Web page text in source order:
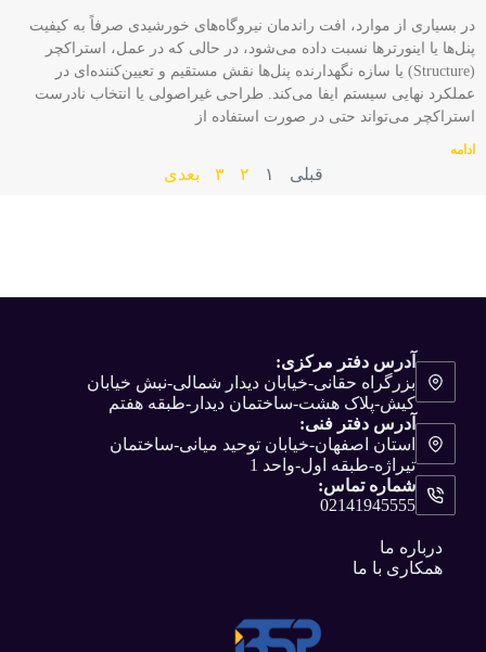
در بسیاری از موارد، افت راندمان نیروگاه‌های خورشیدی صرفاً به کیفیت
پنل‌ها یا اینورترها نسبت داده می‌شود، در حالی‌ که در عمل، استراکچر
(Structure) یا سازه نگهدارنده پنل‌ها نقش مستقیم و تعیین‌کننده‌ای در
عملکرد نهایی سیستم ایفا می‌کند. طراحی غیراصولی یا انتخاب نادرست
استراکچر می‌تواند حتی در صورت استفاده از
ادامه
قبلی ۱ ۲ ۳ بعدی
آدرس دفتر مرکزی:
بزرگراه حقانی-خیابان دیدار شمالی-نبش خیابان
کیش-پلاک هشت-ساختمان دیدار-طبقه هفتم
آدرس دفتر فنی:
استان اصفهان-خیابان توحید میانی-ساختمان
تیراژه-طبقه اول-واحد 1
شماره تماس:
02141945555
درباره ما
همکاری با ما